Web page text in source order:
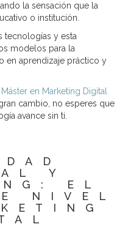
la sensación que la
o institución.
tecnologías y esta
modelos para la
en aprendizaje práctico y
en Marketing Digital
cambio, no esperes que
avance sin ti.
Y
EL
NIVEL